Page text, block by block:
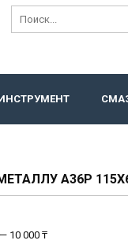
A36P
10 000 ₸